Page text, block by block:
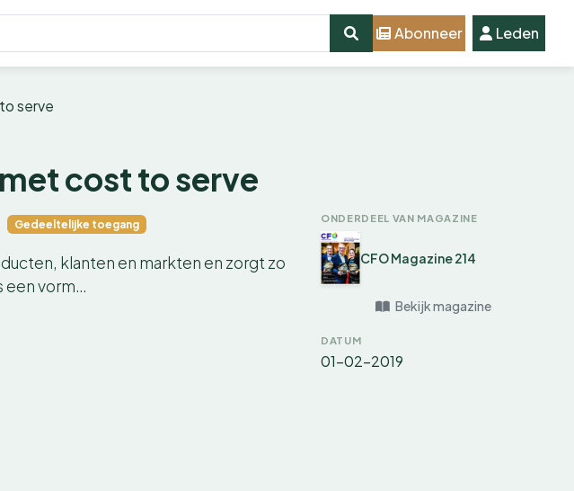
Abonneer Leden
serve
cost to serve
Gedeeltelijke toegang
klanten en markten en zorgt zo
een vorm…
ONDERDEEL VAN MAGAZINE
CFO Magazine 214
Bekijk magazine
DATUM
01-02-2019